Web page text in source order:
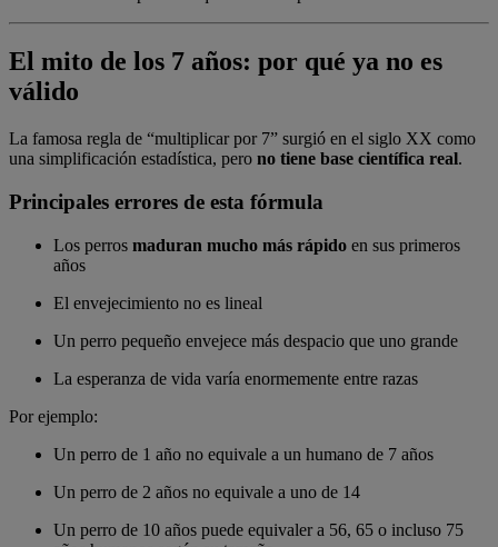
El mito de los 7 años: por qué ya no es
válido
La famosa regla de “multiplicar por 7” surgió en el siglo XX como
una simplificación estadística, pero no tiene base científica real.
Principales errores de esta fórmula
Los perros maduran mucho más rápido en sus primeros
años
El envejecimiento no es lineal
Un perro pequeño envejece más despacio que uno grande
La esperanza de vida varía enormemente entre razas
Por ejemplo:
Un perro de 1 año no equivale a un humano de 7 años
Un perro de 2 años no equivale a uno de 14
Un perro de 10 años puede equivaler a 56, 65 o incluso 75